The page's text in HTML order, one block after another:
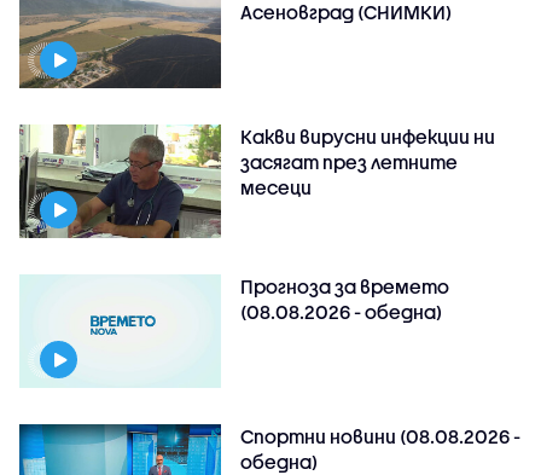
Асеновград (СНИМКИ)
Какви вирусни инфекции ни
засягат през летните
месеци
Прогноза за времето
(08.08.2026 - обедна)
Спортни новини (08.08.2026 -
обедна)